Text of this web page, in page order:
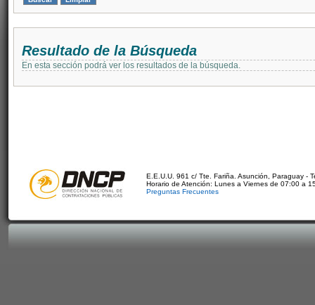
Resultado de la Búsqueda
En esta sección podrá ver los resultados de la búsqueda.
E.E.U.U. 961 c/ Tte. Fariña. Asunción, Paraguay -
Horario de Atención: Lunes a Viernes de 07:00 a
Preguntas Frecuentes